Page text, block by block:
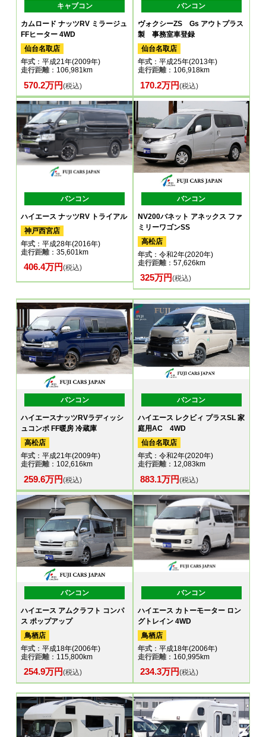
キャブコン
カムロード ナッツRV ミラージュ
FFヒーター 4WD
仙台名取店
年式 ：平成21年(2009年)
走行距離：106,981km
570.2万円(税込)
バンコン
ヴォクシーZS Gs アウトプラス
製 事務室車登録
仙台名取店
年式：平成25年(2013年)
走行距離：106,918km
170.2万円(税込)
バンコン
ハイエース ナッツRV トライアル
神戸西宮店
年式 ：平成28年(2016年)
走行距離：35,601km
406.4万円(税込)
バンコン
NV200バネット アネックス ファ
ミリーワゴンSS
高松店
年式：令和2年(2020年)
走行距離：57,626km
325万円(税込)
バンコン
ハイエースナッツRVラディッシ
ュコンポ FF暖房 冷蔵庫
高松店
年式 ：平成21年(2009年)
走行距離：102,616km
259.6万円(税込)
バンコン
ハイエース レクビィ プラスSL 家
庭用AC 4WD
仙台名取店
年式：令和2年(2020年)
走行距離：12,083km
883.1万円(税込)
バンコン
ハイエース アムクラフト コンパ
ス ポップアップ
鳥栖店
年式 ：平成18年(2006年)
走行距離：115,800km
254.9万円(税込)
バンコン
ハイエース カトーモーター ロン
グトレイン 4WD
鳥栖店
年式：平成18年(2006年)
走行距離：160,995km
234.3万円(税込)